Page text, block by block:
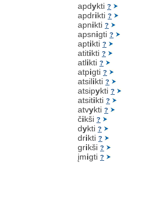
apdykti ?
apdrikti ?
apnikti ?
apsnigti ?
aptikti ?
atitikti ?
atlikti ?
atpigti ?
atsilikti ?
atsipykti ?
atsitikti ?
atvykti ?
čikši ?
dykti ?
drikti ?
grikši ?
įmigti ?